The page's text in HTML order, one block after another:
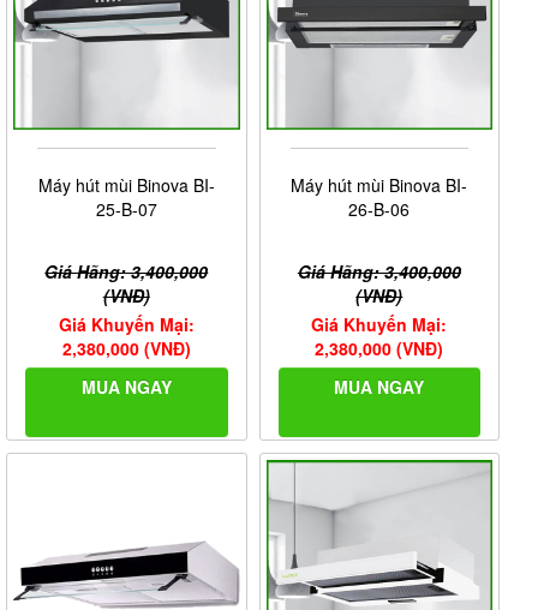
Máy hút mùi Binova BI-
25-B-07
Giá Hãng: 3,400,000
(VNĐ)
Giá Khuyến Mại:
2,380,000 (VNĐ)
MUA NGAY
Máy hút mùi Binova BI-
26-B-06
Giá Hãng: 3,400,000
(VNĐ)
Giá Khuyến Mại:
2,380,000 (VNĐ)
MUA NGAY